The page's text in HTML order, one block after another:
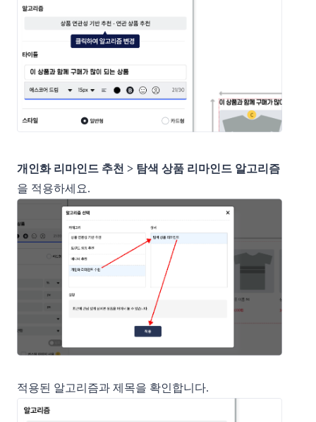
개인화 리마인드 추천 > 탐색 상품 리마인드 알고리즘
을 적용하세요.
적용된 알고리즘과 제목을 확인합니다.